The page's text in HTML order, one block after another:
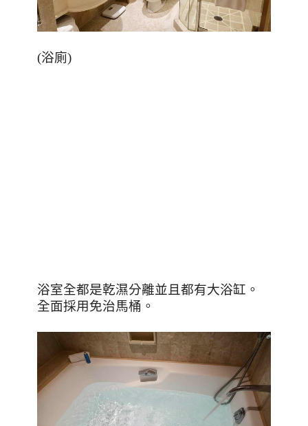
(浴廁)
浴室全都是乾濕分離並且都有大浴缸。
全面採用免治馬桶。